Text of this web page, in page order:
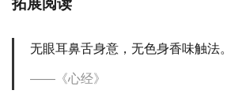
拓展阅读
无眼耳鼻舌身意，无色身香味触法。
《心经》